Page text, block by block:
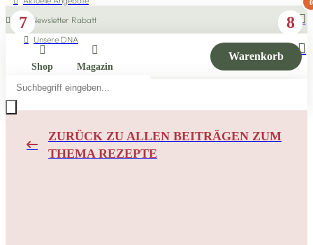
10% Newsletter Rabatt
Unsere DNA
Shop Magazin
Warenkorb
0
search
ZURÜCK ZU ALLEN BEITRÄGEN ZUM
THEMA REZEPTE
1 2
3 4
5 6
7 8